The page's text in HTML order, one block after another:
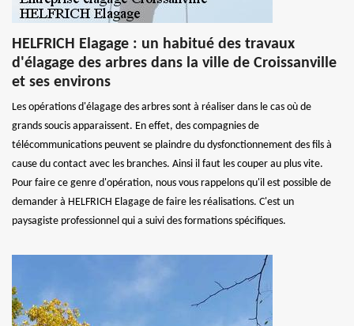
HELFRICH Elagage : un habitué des travaux
d'élagage des arbres dans la ville de Croissanville
et ses environs
Les opérations d'élagage des arbres sont à réaliser dans le cas où de
grands soucis apparaissent. En effet, des compagnies de
télécommunications peuvent se plaindre du dysfonctionnement des fils à
cause du contact avec les branches. Ainsi il faut les couper au plus vite.
Pour faire ce genre d'opération, nous vous rappelons qu'il est possible de
demander à HELFRICH Elagage de faire les réalisations. C'est un
paysagiste professionnel qui a suivi des formations spécifiques.